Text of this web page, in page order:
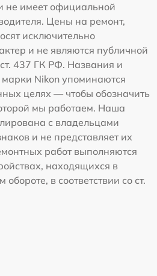
не имеет официальной
Цены на ремонт,
исключительно
и не являются публичной
437 ГК РФ. Названия и
марки Nikon упоминаются
целях — чтобы обозначить
мы работаем. Наша
с владельцами
и не представляет их
работ выполняются
находящихся в
в соответствии со ст.